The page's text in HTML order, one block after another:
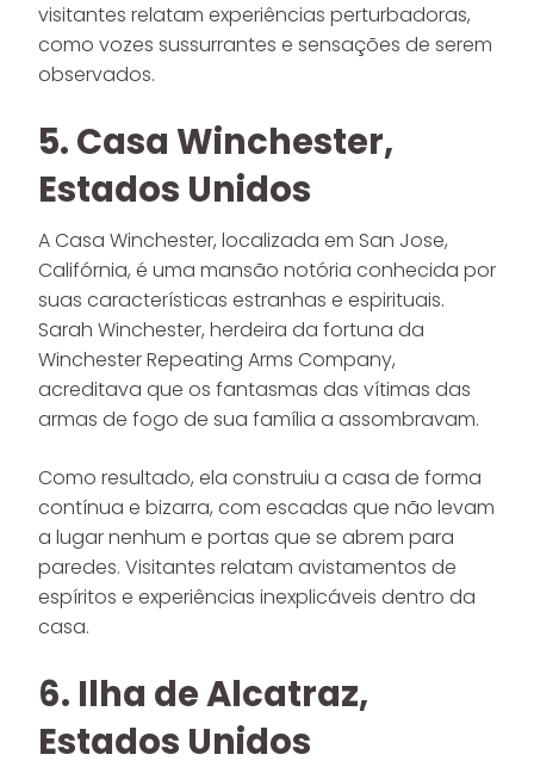
visitantes relatam experiências perturbadoras,
como vozes sussurrantes e sensações de serem
observados.
5. Casa Winchester,
Estados Unidos
A Casa Winchester, localizada em San Jose,
Califórnia, é uma mansão notória conhecida por
suas características estranhas e espirituais.
Sarah Winchester, herdeira da fortuna da
Winchester Repeating Arms Company,
acreditava que os fantasmas das vítimas das
armas de fogo de sua família a assombravam.
Como resultado, ela construiu a casa de forma
contínua e bizarra, com escadas que não levam
a lugar nenhum e portas que se abrem para
paredes. Visitantes relatam avistamentos de
espíritos e experiências inexplicáveis dentro da
casa.
6. Ilha de Alcatraz,
Estados Unidos